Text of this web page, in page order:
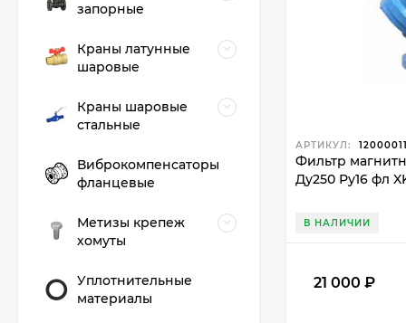
АРТИКУЛ:
Фильтр
Ду250 Ру16 фл
В НАЛИЧИИ
21 000 ₽
запорные
Краны латунные
шаровые
Краны шаровые
стальные
Виброкомпенсаторы
фланцевые
Метизы крепеж
хомуты
Уплотнительные
материалы